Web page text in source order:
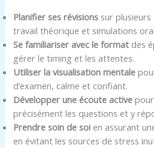
Planifier ses révisions sur
travail théorique et simulations
Se familiariser avec le format des
gérer le timing et les attentes.
Utiliser la visualisation mentale
d’examen, calme et confiant.
Développer une écoute active
précisément les questions et y
Prendre soin de soi en assurant
en évitant les sources de stress